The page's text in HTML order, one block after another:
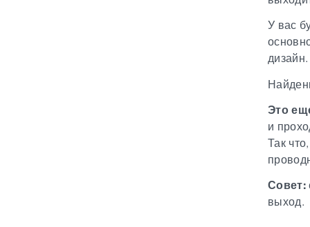
У вас
дизайн.
Это
и
Так
Совет:
выход.